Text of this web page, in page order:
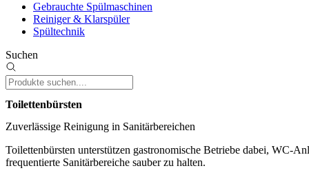
Gebrauchte Spülmaschinen
Reiniger & Klarspüler
Spültechnik
Suchen
Toilettenbürsten
Zuverlässige Reinigung in Sanitärbereichen
Toilettenbürsten unterstützen gastronomische Betriebe dabei, WC-
frequentierte Sanitärbereiche sauber zu halten.